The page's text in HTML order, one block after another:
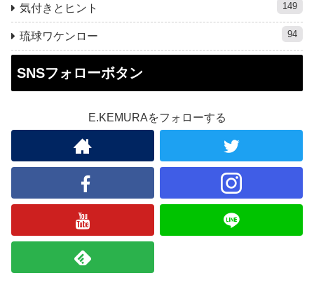
気付きとヒント 149
琉球ワケンロー 94
SNSフォローボタン
E.KEMURAをフォローする